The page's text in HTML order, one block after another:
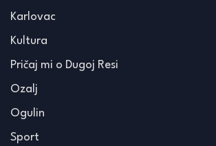
Karlovac
Kultura
Pričaj mi o Dugoj Resi
Ozalj
Ogulin
Sport